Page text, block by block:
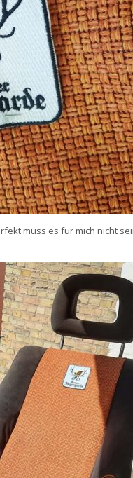
muss es für mich nicht